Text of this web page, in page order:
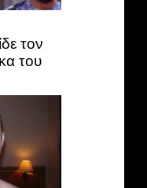
τον
του